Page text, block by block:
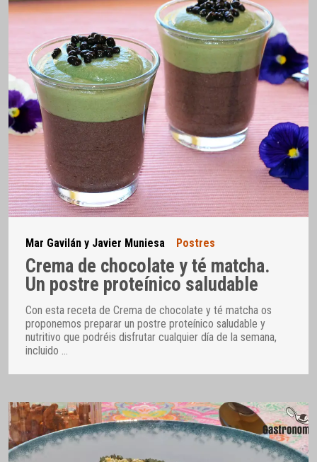
Mar Gavilán y Javier Muniesa Postres
Crema de chocolate y té matcha.
Un postre proteínico saludable
Con esta receta de Crema de chocolate y té matcha os
proponemos preparar un postre proteínico saludable y
nutritivo que podréis disfrutar cualquier día de la semana,
incluido …